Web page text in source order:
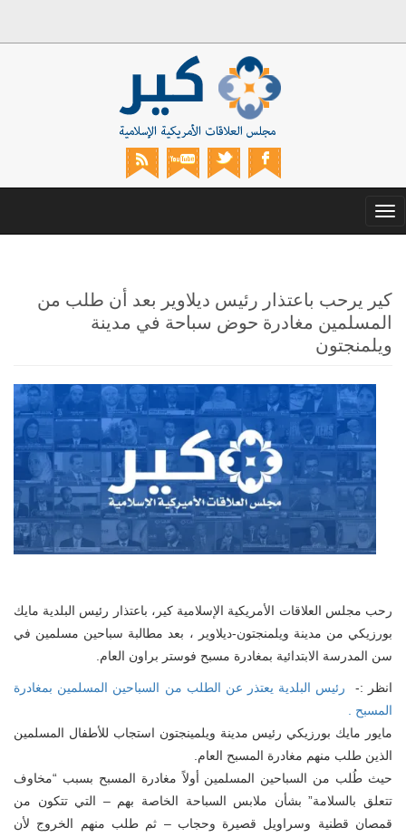
Toggle
navigation
كير يرحب باعتذار رئيس ديلاوير بعد أن طلب من
المسلمين مغادرة حوض سباحة في مدينة
ويلمنجتون
رحب مجلس العلاقات الأمريكية الإسلامية كير، باعتذار رئيس البلدية مايك
بورزيكي من مدينة ويلمنجتون-ديلاوير ، بعد مطالبة سباحين مسلمين في
سن المدرسة الابتدائية بمغادرة مسبح فوستر براون العام.
انظر :-
رئيس البلدية يعتذر عن الطلب من السباحين المسلمين بمغادرة
المسبح .
‏مايور مايك بورزيكي رئيس مدينة ويلمينجتون استجاب للأطفال المسلمين
الذين طلب منهم مغادرة المسبح العام.
حيث طُلب من السباحين المسلمين أولاً مغادرة المسبح بسبب “مخاوف
تتعلق بالسلامة” بشأن ملابس السباحة الخاصة بهم – التي تتكون من
قمصان قطنية وسراويل قصيرة وحجاب – ثم طلب منهم الخروج لأن